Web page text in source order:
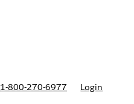
1-800-270-6977 Login